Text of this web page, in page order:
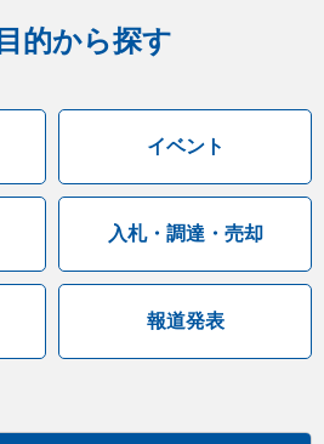
目的から探す
イベント
入札・調達・売却
報道発表